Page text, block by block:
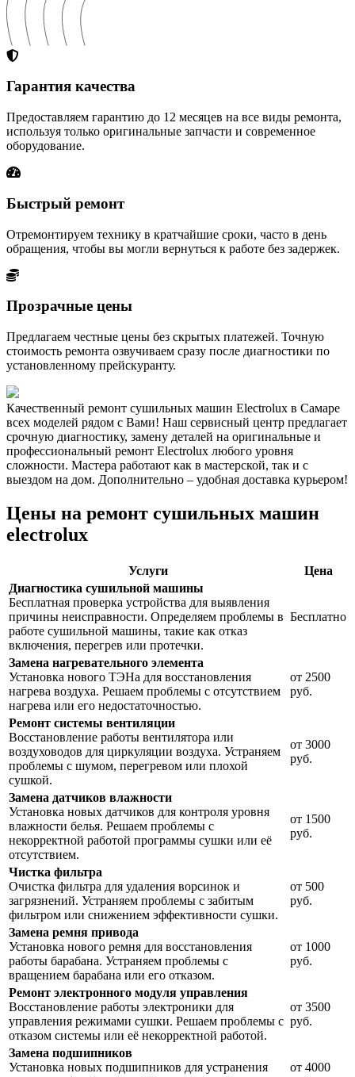
Гарантия качества
Предоставляем гарантию до 12 месяцев на все виды ремонта,
используя только оригинальные запчасти и современное
оборудование.
Быстрый ремонт
Отремонтируем технику в кратчайшие сроки, часто в день
обращения, чтобы вы могли вернуться к работе без задержек.
Прозрачные цены
Предлагаем честные цены без скрытых платежей. Точную
стоимость ремонта озвучиваем сразу после диагностики по
установленному прейскуранту.
Качественный ремонт сушильных машин Electrolux в Самаре
всех моделей рядом с Вами! Наш сервисный центр предлагает
срочную диагностику, замену деталей на оригинальные и
профессиональный ремонт Electrolux любого уровня
сложности. Мастера работают как в мастерской, так и с
выездом на дом. Дополнительно – удобная доставка курьером!
Цены на ремонт сушильных машин
electrolux
Услуги
Цена
Диагностика сушильной машины
Бесплатная проверка устройства для выявления
причины неисправности. Определяем проблемы в
работе сушильной машины, такие как отказ
включения, перегрев или протечки.
Бесплатно
Замена нагревательного элемента
Установка нового ТЭНа для восстановления
нагрева воздуха. Решаем проблемы с отсутствием
нагрева или его недостаточностью.
от 2500
руб.
Ремонт системы вентиляции
Восстановление работы вентилятора или
воздуховодов для циркуляции воздуха. Устраняем
проблемы с шумом, перегревом или плохой
сушкой.
от 3000
руб.
Замена датчиков влажности
Установка новых датчиков для контроля уровня
влажности белья. Решаем проблемы с
некорректной работой программы сушки или её
отсутствием.
от 1500
руб.
Чистка фильтра
Очистка фильтра для удаления ворсинок и
загрязнений. Устраняем проблемы с забитым
фильтром или снижением эффективности сушки.
от 500
руб.
Замена ремня привода
Установка нового ремня для восстановления
работы барабана. Устраняем проблемы с
вращением барабана или его отказом.
от 1000
руб.
Ремонт электронного модуля управления
Восстановление работы электроники для
управления режимами сушки. Решаем проблемы с
отказом системы или её некорректной работой.
от 3500
руб.
Замена подшипников
Установка новых подшипников для устранения
от 4000